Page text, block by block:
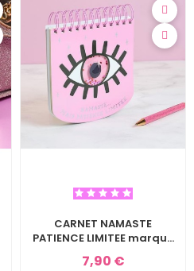
CARNET NAMASTE
PATIENCE LIMITEE marque
les Vilaines filles
7,90 €